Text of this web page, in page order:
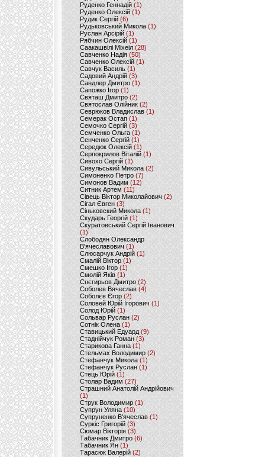
Руденко Геннадій (1)
Руденко Олексій(1)
Рудик Сергій(6)
Рудьковський Микола (1)
Руслан Арсірій(1)
Рябчин Олексій (1)
Саакашвілі Міхеіл(28)
Савченко Надія (50)
Савченко Олексій(1)
Савчук Василь (1)
Садовий Андрій (3)
Сандлер Дмитро(1)
Сапожко Ігор(1)
Святаш Дмитро (2)
Святослав Олійник (2)
Севрюков Владислав (1)
Семерак Остап (1)
Семочко Сергій (3)
Семченко Ольга (1)
Сенченко Сергій(1)
Середюк Олексій(1)
Серпокрилов Віталій(1)
Сивохо Сергій(1)
Сивульський Микола(2)
Симоненко Петро(7)
Симонов Вадим (12)
Ситник Артем(11)
Сівець Віктор Миколайович(2)
Сігал Євген (3)
Сіньковский Микола(1)
Скударь Георгій (1)
Скуратовський Сергій Іванович
(1)
Слободян Олександр
В'ячеславович(1)
Слюсарчук Андрій(1)
Смалій Віктор (1)
Смешко Ігор (1)
Смолій Яків (1)
Снєгирьов Дмитро (2)
Соболев Вячеслав (4)
Соболєв Єгор(2)
Соловей Юрій Ігорович (1)
Солод Юрій (1)
Сольвар Руслан (2)
Сотнік Олена(1)
Ставицький Едуард (9)
Стаднійчук Роман(3)
Старикова Ганна (1)
Стельмах Володимир(2)
Стефанчук Микола (1)
Стефанчук Руслан (1)
Стець Юрій (1)
Столар Вадим(27)
Страшний Анатолій Андрійович
(1)
Струк Володимир (1)
Супрун Уляна (10)
Супруненко В'ячеслав (1)
Суркіс Григорій (3)
Сюмар Вікторія (3)
Табачник Дмитро (6)
Табачник Ян(1)
Тарасюк Валерій (2)